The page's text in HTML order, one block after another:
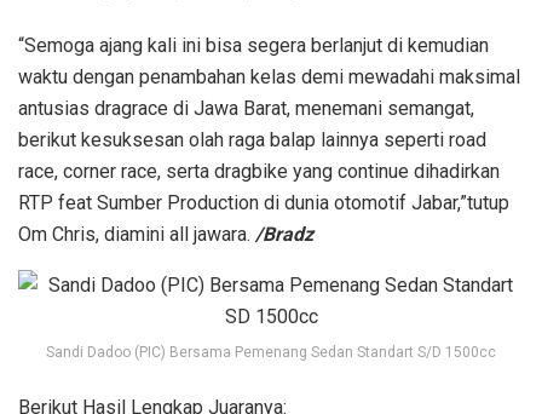
“Semoga ajang kali ini bisa segera berlanjut di kemudian
waktu dengan penambahan kelas demi mewadahi maksimal
antusias dragrace di Jawa Barat, menemani semangat,
berikut kesuksesan olah raga balap lainnya seperti road
race, corner race, serta dragbike yang continue dihadirkan
RTP feat Sumber Production di dunia otomotif Jabar,”tutup
Om Chris, diamini all jawara. /Bradz
Sandi Dadoo (PIC) Bersama Pemenang Sedan Standart S/D 1500cc
Berikut Hasil Lengkap Juaranya: